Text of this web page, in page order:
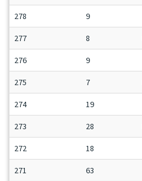
278 9
277 8
276 9
275 7
274 19
273 28
272 18
271 63